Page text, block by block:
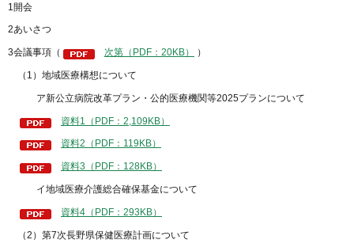
1開会
2あいさつ
3会議事項（ 次第（PDF：20KB） ）
（1）地域医療構想について
ア新公立病院改革プラン・公的医療機関等2025プランについて
資料1（PDF：2,109KB）
資料2（PDF：119KB）
資料3（PDF：128KB）
イ地域医療介護総合確保基金について
資料4（PDF：293KB）
（2）第7次長野県保健医療計画について